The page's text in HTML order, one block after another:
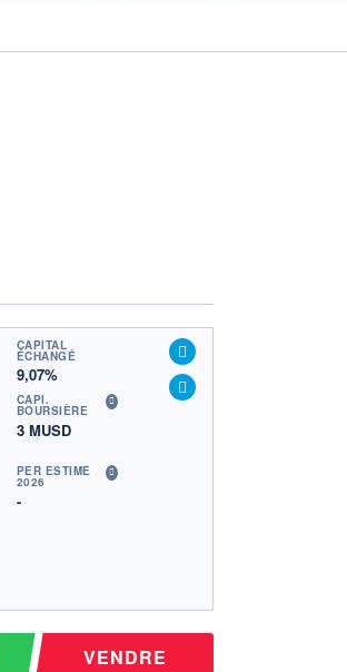
CAPITAL
ÉCHANGÉ
9,07%
CAPI.
BOURSIÈRE
3 MUSD
PER ESTIMÉ
2026
-
VENDRE